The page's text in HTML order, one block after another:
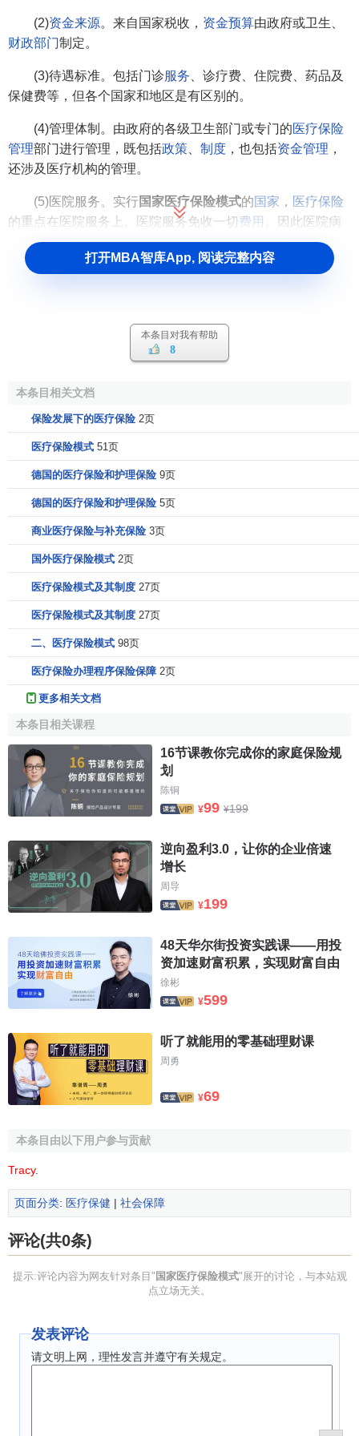
(2)资金来源。来自国家税收， 资金预算由政府或卫生、
财政部门制定。
(3)待遇标准。包括门诊服务 、诊疗费、住院费、药品及
保健费等，但各个国家和地区是有区别的。
(4)管理体制。由政府的各级卫生部门或专门的医疗保险
管理部门进行管理，既包括政策 制度 ，也包括资金管理 ，
还涉及医疗机构的管理。
(5)医院服务。实行国家医疗保险模式的国家 ， 医疗保险
的重点在医院服务上。医院服务免收一切 费用
。因此医院病
床普遍紧张，政府既要建立大批公立医院以供医疗服务用，
又要加强医院的管理。
加保险的每个公民都须选择一名全科医生，全科医生负责疾
健康咨询 、体格检查
、开处方、转诊等医疗服
险的重要环节，实行国家医疗保险模式的国家，都建立了不
同类型的社区卫生中心，如全科医生诊所、老年公寓、儿童
保健中心等，确保了医疗保险服务功能全面，就医方便。
参考文献
第201页
打开MBA智库App, 阅读完整内容
本条目对我有帮助
8
本条目相关文档
保险发展下的医疗保险 2页
医疗保险模式 51页
德国的医疗保险和护理保险 9页
德国的医疗保险和护理保险 5页
商业医疗保险与补充保险 3页
国外医疗保险模式 2页
医疗保险模式及其制度 27页
医疗保险模式及其制度 27页
二、医疗保险模式 98页
医疗保险办理程序保险保障 2页
更多相关文档
本条目相关课程
16节课教你完成你的家庭保险规
划
陈铜
¥99 ¥199
逆向盈利3.0，让你的企业倍速
增长
周导
¥199
48天华尔街投资实践课——用投
资加速财富积累，实现财富自由
徐彬
¥599
听了就能用的零基础理财课
周勇
¥69
本条目由以下用户参与贡献
Tracy.
页面分类: 医疗保健 | 社会保障
评论(共0条)
提示:评论内容为网友针对条目"国家医疗保险模式"展开的讨论，与本站观
点立场无关。
发表评论
请文明上网，理性发言并遵守有关规定。